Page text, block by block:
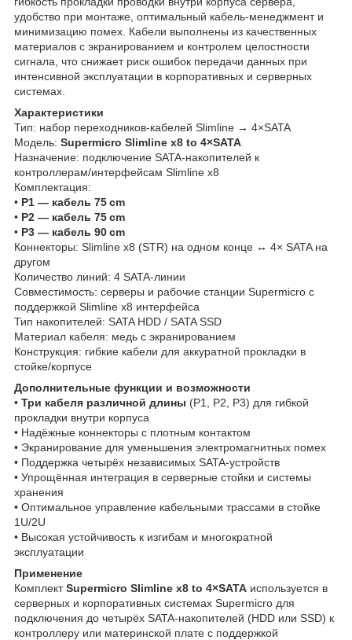
удобство при монтаже, оптимальный кабель‑менеджмент и
минимизацию помех. Кабели выполнены из качественных
материалов с экранированием и контролем целостности
сигнала, что снижает риск ошибок передачи данных при
интенсивной эксплуатации в корпоративных и серверных
системах.
Характеристики
Тип: набор переходников‑кабелей Slimline → 4×SATA
Модель: Supermicro Slimline x8 to 4×SATA
Назначение: подключение SATA‑накопителей к
контроллерам/интерфейсам Slimline x8
Комплектация:
• P1 — кабель 75 cm
• P2 — кабель 75 cm
• P3 — кабель 90 cm
Коннекторы: Slimline x8 (STR) на одном конце ↔ 4× SATA на
другом
Количество линий: 4 SATA‑линии
Совместимость: серверы и рабочие станции Supermicro с
поддержкой Slimline x8 интерфейса
Тип накопителей: SATA HDD / SATA SSD
Материал кабеля: медь с экранированием
Конструкция: гибкие кабели для аккуратной прокладки в
стойке/корпусе
Дополнительные функции и возможности
• Три кабеля различной длины (P1, P2, P3) для гибкой
прокладки внутри корпуса
• Надёжные коннекторы с плотным контактом
• Экранирование для уменьшения электромагнитных помех
• Поддержка четырёх независимых SATA‑устройств
• Упрощённая интеграция в серверные стойки и системы
хранения
• Оптимальное управление кабельными трассами в стойке
1U/2U
• Высокая устойчивость к изгибам и многократной
эксплуатации
Применение
КомплектSupermicro Slimline x8 to 4×SATA используется в
серверных и корпоративных системах Supermicro для
подключения до четырёх SATA‑накопителей (HDD или SSD) к
контроллеру или материнской плате с поддержкой